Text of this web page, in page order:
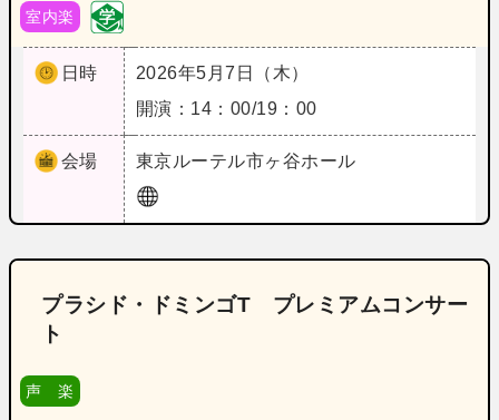
室内楽
日時
2026年5月7日（木）
開演：14：00/19：00
会場 東京ルーテル市ヶ谷ホール
プラシド・ドミンゴT プレミアムコンサー
ト
声 楽